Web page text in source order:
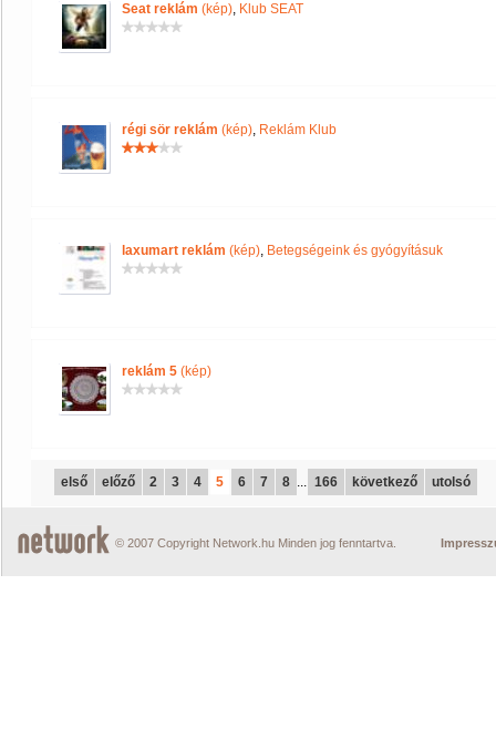
Seat reklám (kép), Klub SEAT
régi sör reklám (kép), Reklám Klub
laxumart reklám (kép), Betegségeink és gyógyításuk
reklám 5 (kép)
első előző 2 3 4 5 6 7 8 ... 166 következő utolsó
© 2007 Copyright Network.hu Minden jog fenntartva.